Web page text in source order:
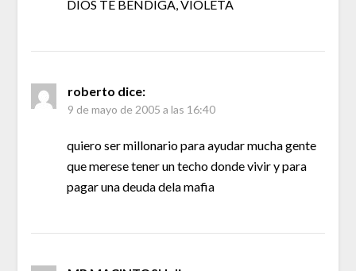
DIOS TE BENDIGA, VIOLETA
roberto dice:
9 de mayo de 2005 a las 16:40
quiero ser millonario para ayudar mucha gente
que merese tener un techo donde vivir y para
pagar una deuda dela mafia